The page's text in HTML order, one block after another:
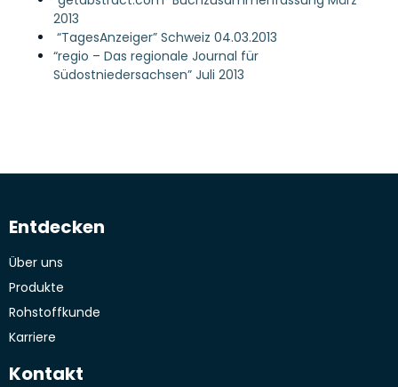
2013
“TagesAnzeiger” Schweiz 04.03.2013
“regio – Das regionale Journal für
Südostniedersachsen” Juli 2013
Entdecken
Über uns
Produkte
Rohstoffkunde
Karriere
Kontakt